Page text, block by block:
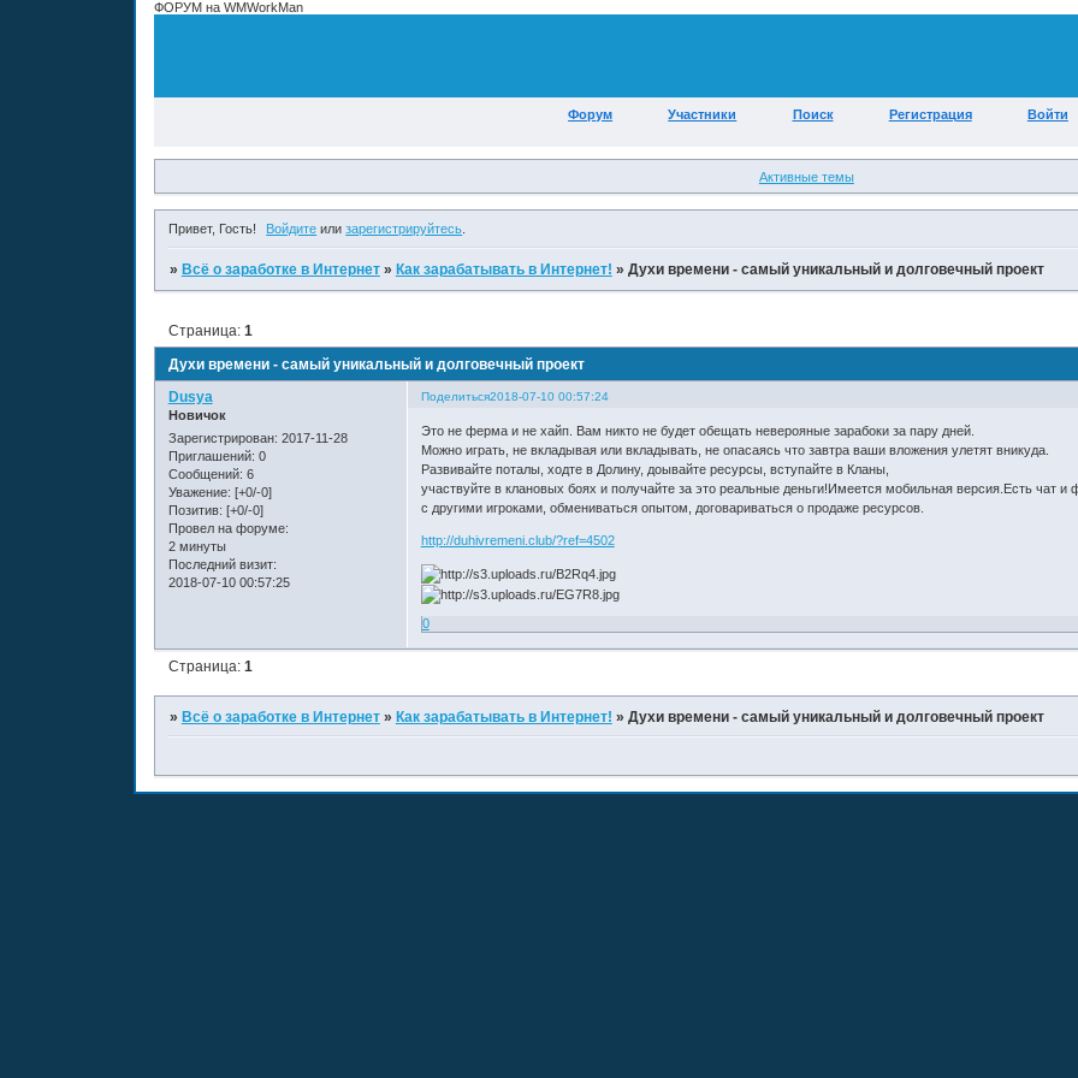
ФОРУМ на WMWorkMan
Форум Участники Поиск Регистрация Войти
Активные темы
Привет, Гость! Войдите илизарегистрируйтесь
» Всё о заработке в Интернет » Как зарабатывать в Интернет! » Духи времени - самый уникальный и долговечный проект
Духи времени - самый уникальный и долговечный проект
Страница: 1
Поделиться2018-07-10 00:57:24
Dusya
Новичок
Зарегистрирован: 2017-11-28
Приглашений: 0
Сообщений: 6
Уважение: [+0/-0]
Позитив: [+0/-0]
Провел на форуме:
2 минуты
Последний визит:
2018-07-10 00:57:25
Это не ферма и не хайп. Вам никто не будет обещать неверояные зарабоки за пару дней.
Можно играть, не вкладывая или вкладывать, не опасаясь что завтра ваши вложения улетят вникуда.
Развивайте поталы, ходте в Долину, доывайте ресурсы, вступайте в Кланы,
участвуйте в клановых боях и получайте за это реальные деньги!Имеется мобильная версия.Есть чат
с другими игроками, обмениваться опытом, договариваться о продаже ресурсов.
http://duhivremeni.club/?ref=4502
0
Страница: 1
» Всё о заработке в Интернет » Как зарабатывать в Интернет! » Духи времени - самый уникальный и долговечный проект